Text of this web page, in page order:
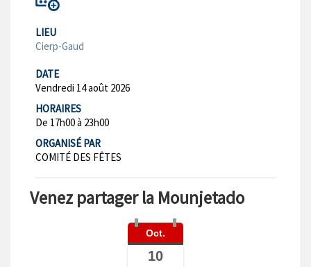
LIEU
Cierp-Gaud
DATE
Vendredi 14 août 2026
HORAIRES
De 17h00 à 23h00
ORGANISÉ PAR
COMITÉ DES FÊTES
Venez partager la Mounjetado
Oct.
10